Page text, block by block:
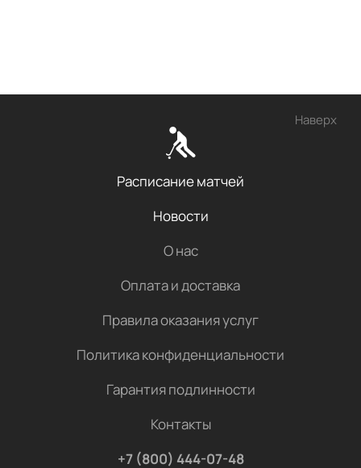
Наверх
Расписание матчей
Новости
О нас
Оплата и доставка
Правила оказания услуг
Политика конфиденциальности
Гарантия подлинности
Контакты
+7 (800) 444-07-48